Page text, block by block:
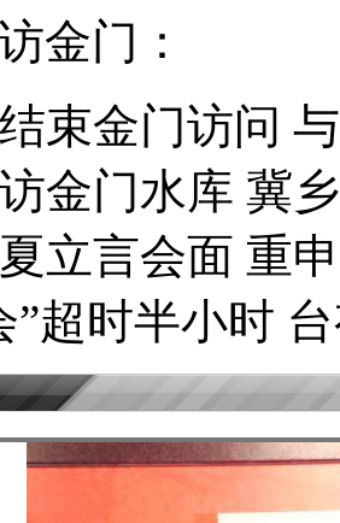
金门：
束金门访问
金门水库 冀
立言会面 重
”超时半小时